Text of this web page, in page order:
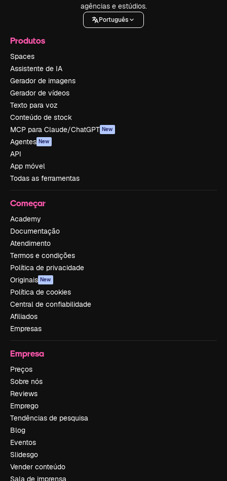
agências e estúdios.
Português
Produtos
Spaces
Assistente de IA
Gerador de imagens
Gerador de vídeos
Texto para voz
Conteúdo de stock
MCP para Claude/ChatGPT New
Agentes New
API
App móvel
Todas as ferramentas
Começar
Academy
Documentação
Atendimento
Termos e condições
Política de privacidade
Originais New
Política de cookies
Central de confiabilidade
Afiliados
Empresas
Empresa
Preços
Sobre nós
Reviews
Emprego
Tendências de pesquisa
Blog
Eventos
Slidesgo
Vender conteúdo
Sala de imprensa